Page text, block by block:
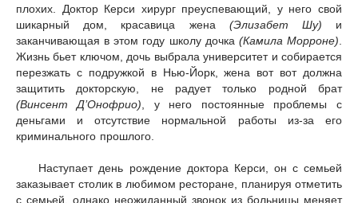
плохих. Доктор Керси хирург преуспевающий, у него свой
шикарный дом, красавица жена (Элизабет Шу) и
заканчивающая в этом году школу дочка (Камила Морроне)
Жизнь бьет ключом, дочь выбрала университет и собирается
перезжать с подружкой в Нью-Йорк, жена вот вот должна
защитить докторскую, не радует только родной брат
(Винсент Д’Онофрио) , у него постоянные проблемы с
деньгами и отсутствие нормальной работы из-за его
криминального прошлого.
Наступает день рождение доктора Керси, он с семьей
заказывает столик в любимом ресторане, планируя отметить
с семьей, однако неожиданный звонок из больницы меняет